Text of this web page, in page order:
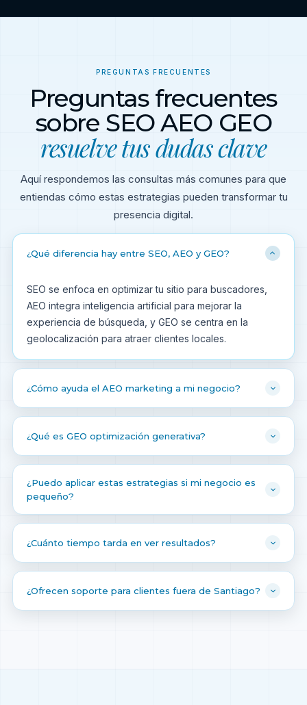
PREGUNTAS FRECUENTES
Preguntas frecuentes
sobre SEO AEO GEO
resuelve tus dudas clave
Aquí respondemos las consultas más comunes para que
entiendas cómo estas estrategias pueden transformar tu
presencia digital.
¿Qué diferencia hay entre SEO, AEO y GEO?
SEO se enfoca en optimizar tu sitio para buscadores,
AEO integra inteligencia artificial para mejorar la
experiencia de búsqueda, y GEO se centra en la
geolocalización para atraer clientes locales.
¿Cómo ayuda el AEO marketing a mi negocio?
¿Qué es GEO optimización generativa?
¿Puedo aplicar estas estrategias si mi negocio es
pequeño?
¿Cuánto tiempo tarda en ver resultados?
¿Ofrecen soporte para clientes fuera de Santiago?